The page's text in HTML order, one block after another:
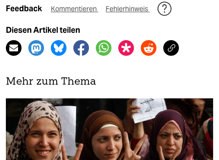
Feedback Kommentieren Fehlerhinweis
Diesen Artikel teilen
Mehr zum Thema